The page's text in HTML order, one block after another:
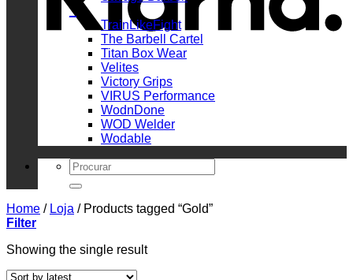
_
TrainLikeFight
The Barbell Cartel
Titan Box Wear
Velites
Victory Grips
VIRUS Performance
WodnDone
WOD Welder
Wodable
Search
for:
Home / Loja /Products tagged “Gold”
Filter
Showing the single result